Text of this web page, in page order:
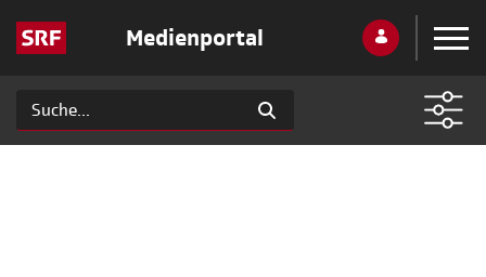
Medienportal